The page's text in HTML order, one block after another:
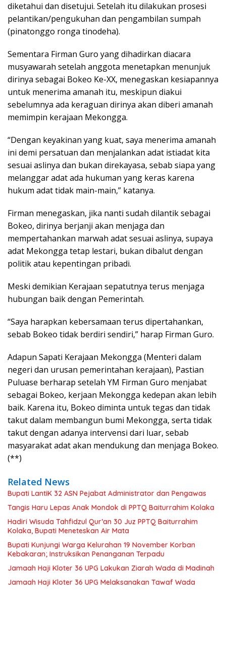
diketahui dan disetujui. Setelah itu dilakukan prosesi
pelantikan/pengukuhan dan pengambilan sumpah
(pinatonggo ronga tinodeha).
Sementara Firman Guro yang dihadirkan diacara
musyawarah setelah anggota menetapkan menunjuk
dirinya sebagai Bokeo Ke-XX, menegaskan kesiapannya
untuk menerima amanah itu, meskipun diakui
sebelumnya ada keraguan dirinya akan diberi amanah
memimpin kerajaan Mekongga.
“Dengan keyakinan yang kuat, saya menerima amanah
ini demi persatuan dan menjalankan adat istiadat kita
sesuai aslinya dan bukan direkayasa, sebab siapa yang
melanggar adat ada hukuman yang keras karena
hukum adat tidak main-main,” katanya.
Firman menegaskan, jika nanti sudah dilantik sebagai
Bokeo, dirinya berjanji akan menjaga dan
mempertahankan marwah adat sesuai aslinya, supaya
adat Mekongga tetap lestari, bukan dibalut dengan
politik atau kepentingan pribadi.
Meski demikian Kerajaan sepatutnya terus menjaga
hubungan baik dengan Pemerintah.
“Saya harapkan kebersamaan terus dipertahankan,
sebab Bokeo tidak berdiri sendiri,” harap Firman Guro.
Adapun Sapati Kerajaan Mekongga (Menteri dalam
negeri dan urusan pemerintahan kerajaan), Pastian
Puluase berharap setelah YM Firman Guro menjabat
sebagai Bokeo, kerjaan Mekongga kedepan akan lebih
baik. Karena itu, Bokeo diminta untuk tegas dan tidak
takut dalam membangun bumi Mekongga, serta tidak
takut dengan adanya intervensi dari luar, sebab
masyarakat adat akan mendukung dan menjaga Bokeo.
(**)
Related News
Bupati LantiK 32 ASN Pejabat Administrator dan Pengawas
Tangis Haru Lepas Anak Mondok di PPTQ Baiturrahim Kolaka
Hadiri Wisuda Tahfidzul Qur’an 30 Juz PPTQ Baiturrahim
Kolaka, Bupati Meneteskan Air Mata
Bupati Kunjungi Warga Kelurahan 19 November Korban
Kebakaran; Instruksikan Penanganan Terpadu
Jamaah Haji Kloter 36 UPG Lakukan Ziarah Wada di Madinah
Jamaah Haji Kloter 36 UPG Melaksanakan Tawaf Wada